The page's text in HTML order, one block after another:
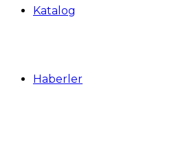
Katalog
Haberler